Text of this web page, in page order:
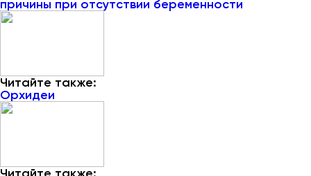
причины при отсутствии беременности
Читайте также:
Орхидеи